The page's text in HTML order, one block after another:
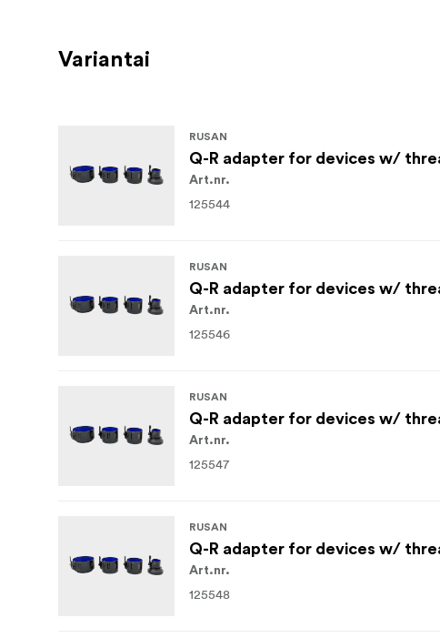
Variantai
RUSAN
Q-R adapter for devices w/
Art.nr.
125544
RUSAN
Q-R adapter for devices w/
Art.nr.
125546
RUSAN
Q-R adapter for devices w/
Art.nr.
125547
RUSAN
Q-R adapter for devices w/
Art.nr.
125548